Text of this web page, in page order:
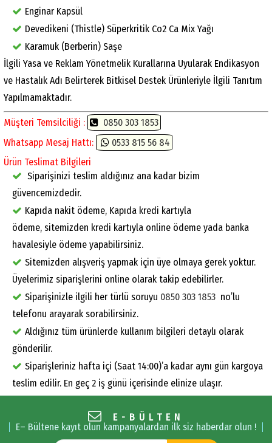
Enginar Kapsül
Devedikeni (Thistle) Süperkritik Co2 Ca Mix Yağı
Karamuk (Berberin) Saşe
İlgili Yasa ve Reklam Yönetmelik Kurallarına Uyularak Endikasyon
ve Hastalık Adı Belirterek Bitkisel Destek Ürünleriyle İlgili Tanıtım
Yapılmamaktadır.
Müşteri Temsilciliği :
0850 303 1853
Whatsapp Mesaj Hattı:
0533 815 56 84
Ürün Teslimat Bilgileri
Siparişinizi teslim aldığınız ana kadar bizim
güvencemizdedir.
Kapıda nakit ödeme, Kapıda kredi kartıyla
ödeme, sitemizden kredi kartıyla online ödeme yada banka
havalesiyle ödeme yapabilirsiniz.
Sitemizden alışveriş yapmak için üye olmaya gerek yoktur.
Üyelerimiz siparişlerini online olarak takip edebilirler.
Siparişinizle ilgili her türlü soruyu 0850 303 1853 no’lu
telefonu arayarak sorabilirsiniz.
Aldığınız tüm ürünlerde kullanım bilgileri detaylı olarak
gönderilir.
Siparişleriniz hafta içi (Saat 14:00)’a kadar aynı gün kargoya
teslim edilir. En geç 2 iş günü içerisinde elinize ulaşır.
E-BÜLTEN
E– Bültene kayıt olun kampanyalardan ilk siz haberdar olun !